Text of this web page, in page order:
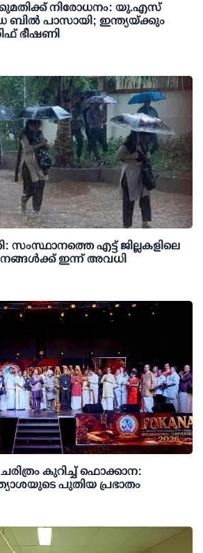
നിരോധനം: യു.എസ്
ബില്‍ പാസായി; ഇന്ത്യയ്ക്കും
ഭീഷണി
സംസ്ഥാനത്തെ എട്ട് ജില്ലകളിലെ
ഇന്ന് അവധി
കുറിച്ച് ഫൊക്കാന:
പുതിയ പ്രഭാതം